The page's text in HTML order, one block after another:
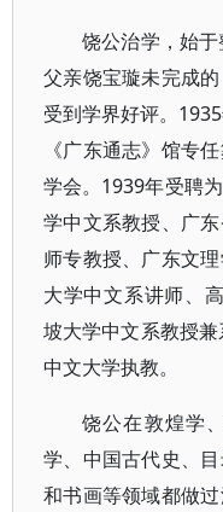
饶公治学，始
父亲饶宝璇未完成
受到学界好评。
《广东通志》馆专
学会。1939年受聘
学中文系教授、广
师专教授、广东文
大学中文系讲师、
坡大学中文系教授
中文大学执教。
饶公在敦煌学
学、中国古代史、
和书画等领域都做